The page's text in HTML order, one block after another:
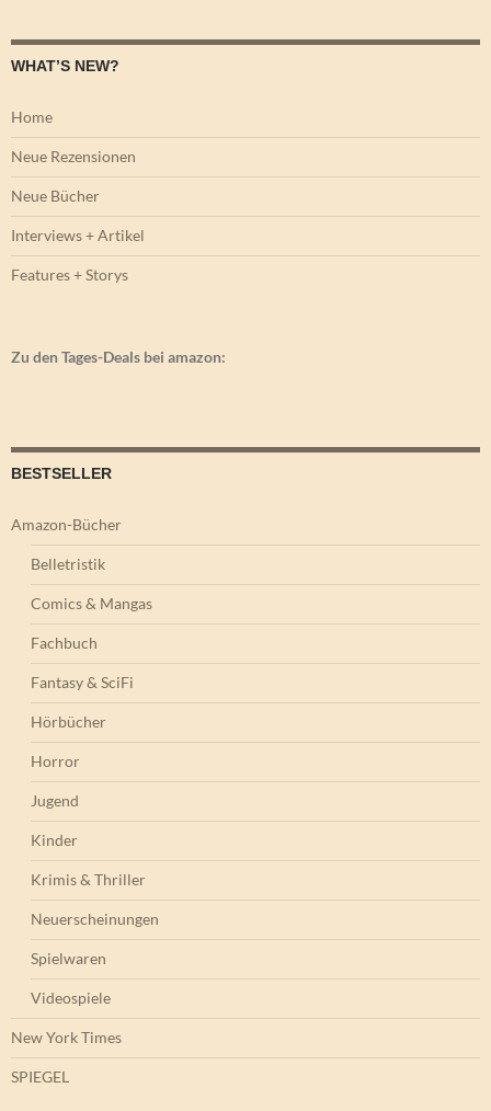
WHAT’S NEW?
Home
Neue Rezensionen
Neue Bücher
Interviews + Artikel
Features + Storys
Zu den Tages-Deals bei amazon:
BESTSELLER
Amazon-Bücher
Belletristik
Comics & Mangas
Fachbuch
Fantasy & SciFi
Hörbücher
Horror
Jugend
Kinder
Krimis & Thriller
Neuerscheinungen
Spielwaren
Videospiele
New York Times
SPIEGEL